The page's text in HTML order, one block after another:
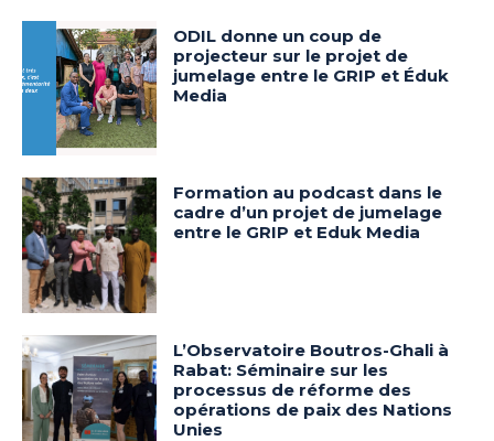
ODIL donne un coup de
projecteur sur le projet de
jumelage entre le GRIP et Éduk
Media
Formation au podcast dans le
cadre d’un projet de jumelage
entre le GRIP et Eduk Media
L’Observatoire Boutros-Ghali à
Rabat: Séminaire sur les
processus de réforme des
opérations de paix des Nations
Unies